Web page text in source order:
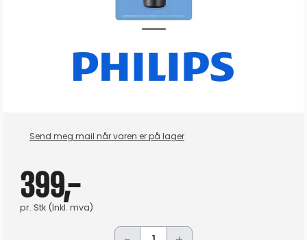
Send meg mail når varen er på lager
399,-
pr. Stk (Inkl. mva)